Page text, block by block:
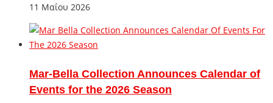
11 Μαΐου 2026
Mar-Bella Collection Announces Calendar of
Events for the 2026 Season